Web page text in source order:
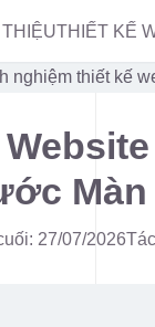
THIẾT KẾ
nghiệm thiết kế
Màn
27/07/2026